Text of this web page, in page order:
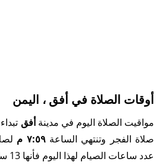
أوقات الصلاة في أفق ، اليمن
مواقيت الصلاة اليوم في مدينةأفق
صلاة الفجر وتنتهي الساعة٧:٥٩ م
عدد ساعات الصيام لهذا اليوم فأنها 13 ساعة و59 دقيقة.